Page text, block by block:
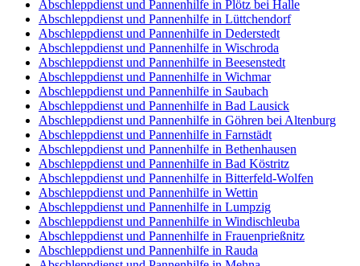
Abschleppdienst und Pannenhilfe in Plötz bei Halle
Abschleppdienst und Pannenhilfe in Lüttchendorf
Abschleppdienst und Pannenhilfe in Dederstedt
Abschleppdienst und Pannenhilfe in Wischroda
Abschleppdienst und Pannenhilfe in Beesenstedt
Abschleppdienst und Pannenhilfe in Wichmar
Abschleppdienst und Pannenhilfe in Saubach
Abschleppdienst und Pannenhilfe in Bad Lausick
Abschleppdienst und Pannenhilfe in Göhren bei Altenburg
Abschleppdienst und Pannenhilfe in Farnstädt
Abschleppdienst und Pannenhilfe in Bethenhausen
Abschleppdienst und Pannenhilfe in Bad Köstritz
Abschleppdienst und Pannenhilfe in Bitterfeld-Wolfen
Abschleppdienst und Pannenhilfe in Wettin
Abschleppdienst und Pannenhilfe in Lumpzig
Abschleppdienst und Pannenhilfe in Windischleuba
Abschleppdienst und Pannenhilfe in Frauenprießnitz
Abschleppdienst und Pannenhilfe in Rauda